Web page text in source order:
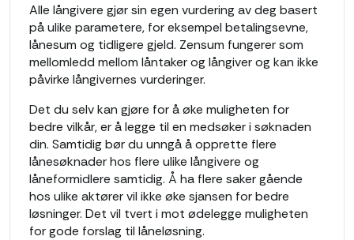
Alle långivere gjør sin egen vurdering av deg basert
på ulike parametere, for eksempel betalingsevne,
lånesum og tidligere gjeld. Zensum fungerer som
mellomledd mellom låntaker og långiver og kan ikke
påvirke långivernes vurderinger.
Det du selv kan gjøre for å øke muligheten for
bedre vilkår, er å legge til en medsøker i søknaden
din. Samtidig bør du unngå å opprette flere
lånesøknader hos flere ulike långivere og
låneformidlere samtidig. Å ha flere saker gående
hos ulike aktører vil ikke øke sjansen for bedre
løsninger. Det vil tvert i mot ødelegge muligheten
for gode forslag til låneløsning.